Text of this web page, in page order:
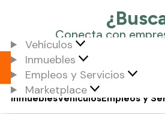
Vehículos
Inmuebles
Empleos y Servicios
Marketplace
Vehículos
Inmuebles Empleos y